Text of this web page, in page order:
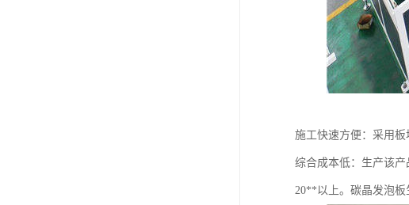
施工快速方便：采用板
综合成本低：生产该
20**以上。碳晶发泡